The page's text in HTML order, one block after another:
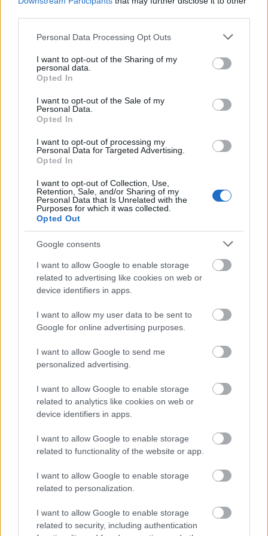
Please note that this website/app uses one or more Google
not limited to your visit or usage behaviour. You may click to
grant or deny consent to Google and its third-party tags to
use your data for below specified purposes in below Google
consent section.
Personal Data Processing Opt Outs
I want to opt-out of the Sharing of my
personal data.
Opted In
I want to opt-out of the Sale of my
Personal Data.
Opted In
I want to opt-out of processing my
Personal Data for Targeted Advertising.
Opted In
I want to opt-out of Collection, Use,
Retention, Sale, and/or Sharing of my
Personal Data that Is Unrelated with the
Purposes for which it was collected.
Opted Out
Google consents
I want to allow Google to enable storage
related to advertising like cookies on web or
device identifiers in apps.
I want to allow my user data to be sent to
Google for online advertising purposes.
I want to allow Google to send me
personalized advertising.
I want to allow Google to enable storage
related to analytics like cookies on web or
device identifiers in apps.
I want to allow Google to enable storage
related to functionality of the website or app.
I want to allow Google to enable storage
related to personalization.
I want to allow Google to enable storage
related to security, including authentication
A VB tematikájú tárgyak keletje is megnő ilyenkor,
emiatt megszaporodnak a hamis webáruházak és a
hozzájuk kapcsolódó adathalászat.Ebben az
időszakokban számos VB témájú kétes reklám,
gyanús Facebook bejegyzés, hamis FIFA
webshop, valamint a FIFA és a rendező városok
nevével visszaélő domének tömeges bejegyzése
várható.
Az évek óta töretlenül terjedő és fejlődő
nagy segítséget nyújt az elkövetőknek, hiszen az
ezzel támogatott, fordított tartalomgyártás
miatt a csalásokés az adathalász kampányok
korábbi világbajnokságokon tapasztaltakat.